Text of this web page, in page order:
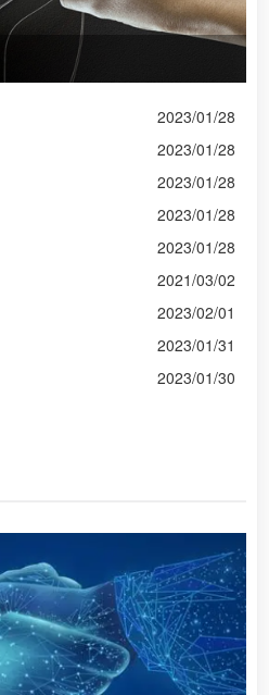
2023/01/28
2023/01/28
2023/01/28
2023/01/28
2023/01/28
2021/03/02
2023/02/01
2023/01/31
2023/01/30